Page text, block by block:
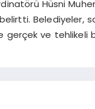
Hüsni
Belediyeler,
gerçek ve tehlikeli